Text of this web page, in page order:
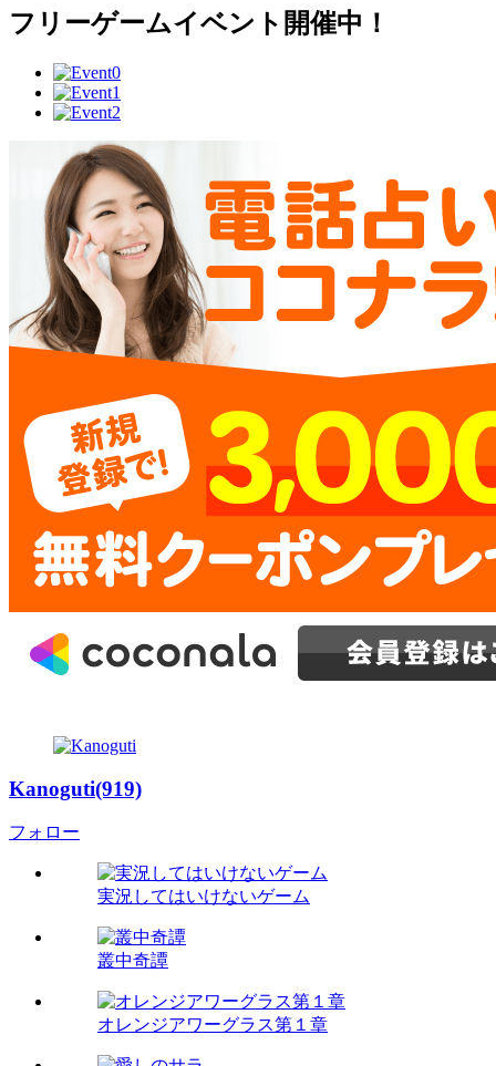
フリーゲームイベント開催中！
Kanoguti(919)
フォロー
実況してはいけないゲーム
叢中奇譚
オレンジアワーグラス第１章